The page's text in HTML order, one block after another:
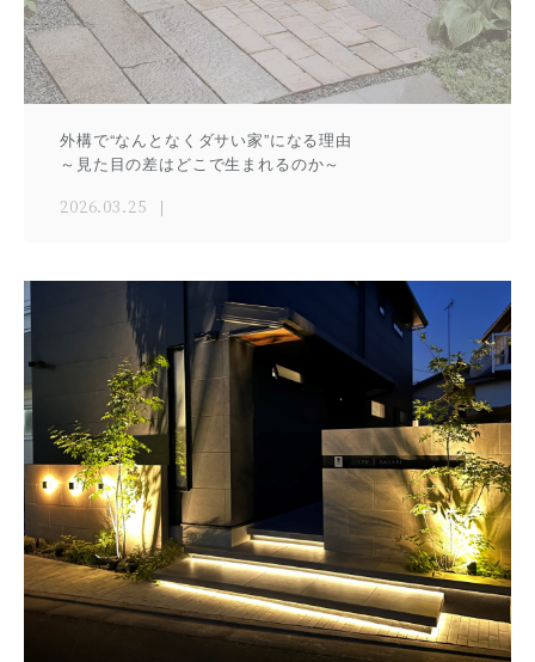
外構で“なんとなくダサい家”になる理由
～見た目の差はどこで生まれるのか～
2026.03.25